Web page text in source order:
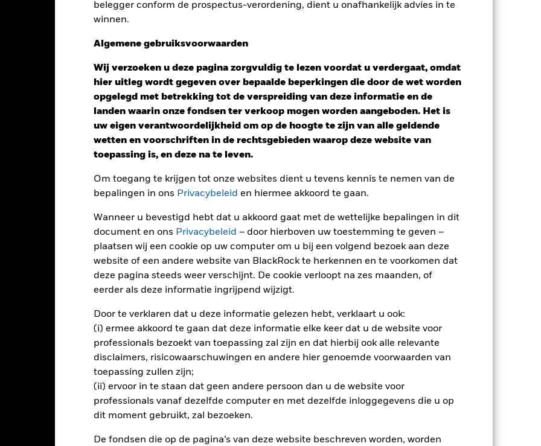
belegger conform de prospectus-verordening, dient u onafhankelijk advies in te
winnen.
Algemene gebruiksvoorwaarden
Wij verzoeken u deze pagina zorgvuldig te lezen voordat u verdergaat, omdat
hier uitleg wordt gegeven over bepaalde beperkingen die door de wet worden
opgelegd met betrekking tot de verspreiding van deze informatie en de
landen waarin onze fondsen ter verkoop mogen worden aangeboden. Het is
uw eigen verantwoordelijkheid om op de hoogte te zijn van alle geldende
wetten en voorschriften in de rechtsgebieden waarop deze website van
toepassing is, en deze na te leven.
Om toegang te krijgen tot onze websites dient u tevens kennis te nemen van de
bepalingen in ons Privacybeleid en hiermee akkoord te gaan.
Wanneer u bevestigd hebt dat u akkoord gaat met de wettelijke bepalingen in dit
document en ons Privacybeleid – door hierboven uw toestemming te geven –
plaatsen wij een cookie op uw computer om u bij een volgend bezoek aan deze
website of een andere website van BlackRock te herkennen en te voorkomen dat
deze pagina steeds weer verschijnt. De cookie verloopt na zes maanden, of
eerder als deze informatie ingrijpend wijzigt.
Door te verklaren dat u deze informatie gelezen hebt, verklaart u ook:
(i) ermee akkoord te gaan dat deze informatie elke keer dat u de website voor
professionals bezoekt van toepassing zal zijn en dat hierbij ook alle relevante
disclaimers, risicowaarschuwingen en andere hier genoemde voorwaarden van
toepassing zullen zijn;
(ii) ervoor in te staan dat geen andere persoon dan u de website voor
professionals vanaf dezelfde computer en met dezelfde inloggegevens die u op
dit moment gebruikt, zal bezoeken.
De fondsen die op de pagina’s van deze website beschreven worden, worden
PRIIP KID Factsheet Prospectus Download
Kerngegevens Managers
Risicometer
Performance
2016-10-01 00:00:00 to 2026-07-31 00:00:00.
Op jaarbasis Cumulatief
grafiek toont de prestatie van het product als het procentuele verlies of de winst per jaar over de
9 jaar vergeleken met de benchmark. Het kan u helpen om te beoordelen hoe het product in het